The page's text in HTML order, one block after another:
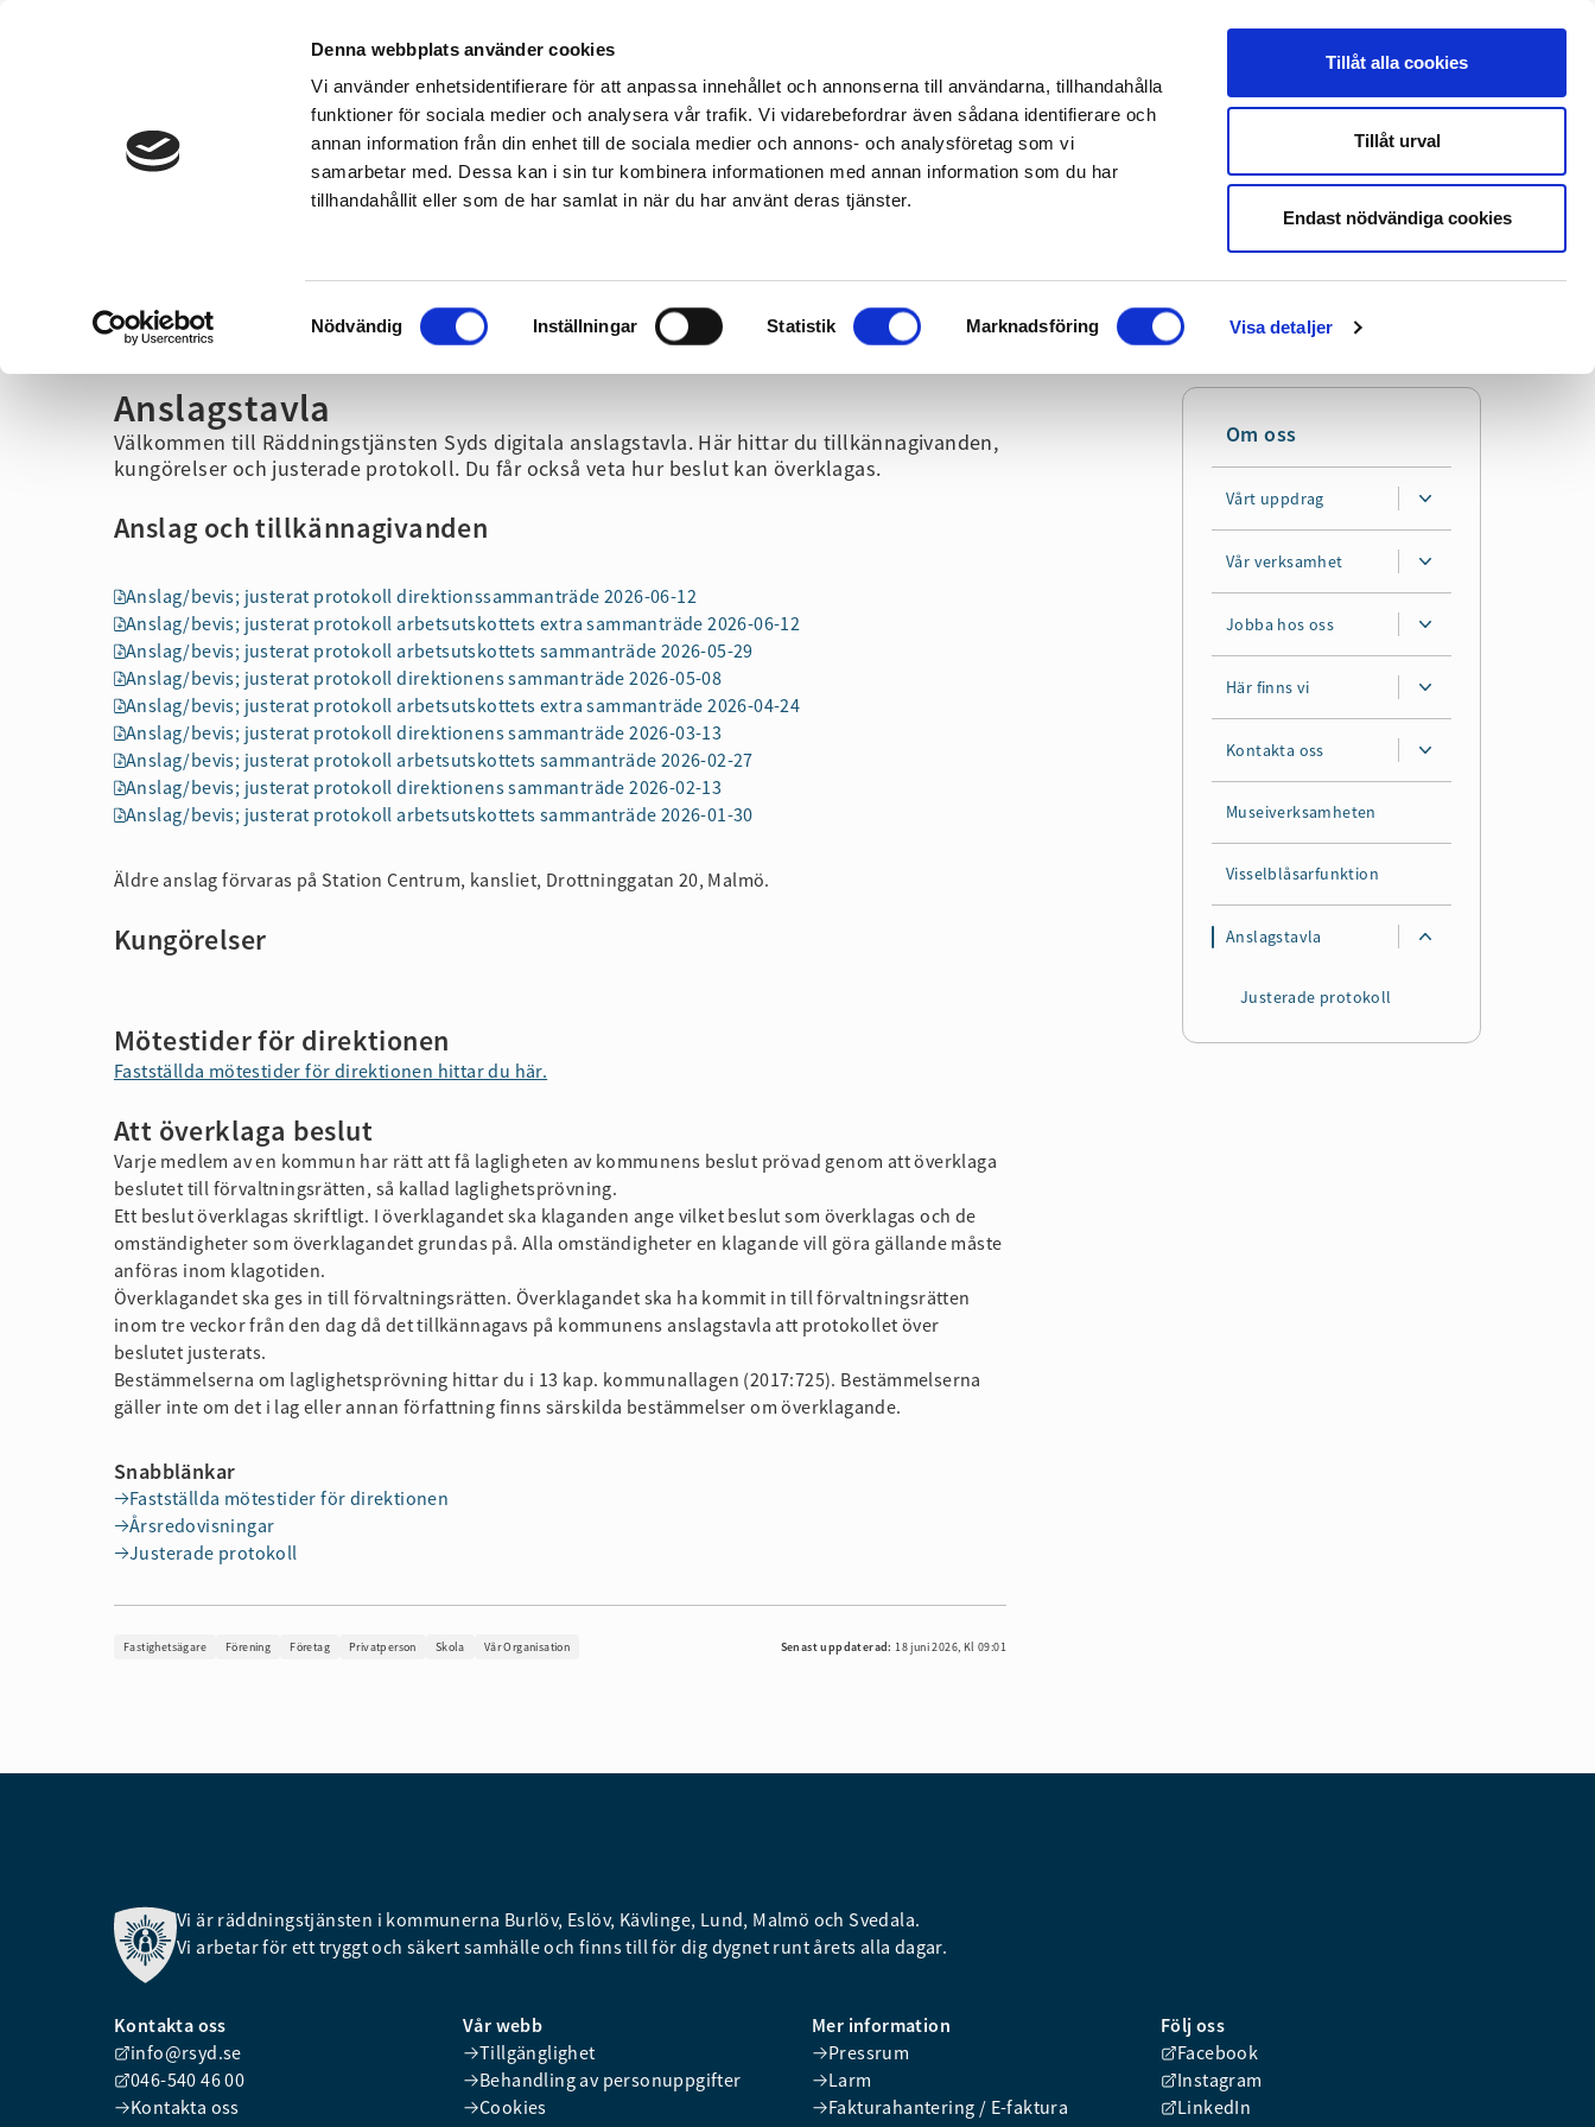
Denna webbplats använder cookies
Vi använder enhetsidentifierare för att anpassa innehållet och annonserna till användarna, tillhandahålla
funktioner för sociala medier och analysera vår trafik. Vi vidarebefordrar även sådana identifierare och
annan information från din enhet till de sociala medier och annons- och analysföretag som vi
samarbetar med. Dessa kan i sin tur kombinera informationen med annan information som du har
tillhandahållit eller som de har samlat in när du har använt deras tjänster.
Samtyckesval
Nödvändig Inställningar Statistik Marknadsföring Visa detaljer
Tillåt alla cookies
Tillåt urval
Endast nödvändiga cookies
Translate Lyssna
Vid olyckor Hem & Fritid Företag & Organisation Utbildning Sök Mer
Hem/Om oss/
Anslagstavla
Välkommen till Räddningstjänsten Syds digitala anslagstavla. Här hittar du tillkännagivanden,
kungörelser och justerade protokoll. Du får också veta hur beslut kan överklagas.
Anslag och tillkännagivanden
Anslag/bevis; justerat protokoll direktionssammanträde 2026-06-12
Anslag/bevis; justerat protokoll arbetsutskottets extra sammanträde 2026-06-12
Anslag/bevis; justerat protokoll arbetsutskottets sammanträde 2026-05-29
Anslag/bevis; justerat protokoll direktionens sammanträde 2026-05-08
Anslag/bevis; justerat protokoll arbetsutskottets extra sammanträde 2026-04-24
Anslag/bevis; justerat protokoll direktionens sammanträde 2026-03-13
Anslag/bevis; justerat protokoll arbetsutskottets sammanträde 2026-02-27
Anslag/bevis; justerat protokoll direktionens sammanträde 2026-02-13
Anslag/bevis; justerat protokoll arbetsutskottets sammanträde 2026-01-30
Äldre anslag förvaras på Station Centrum, kansliet, Drottninggatan 20, Malmö.
Kungörelser
Mötestider för direktionen
Fastställda mötestider för direktionen hittar du här.
Att överklaga beslut
Varje medlem av en kommun har rätt att få lagligheten av kommunens beslut prövad genom att överklaga
beslutet till förvaltningsrätten, så kallad laglighetsprövning.
Ett beslut överklagas skriftligt. I överklagandet ska klaganden ange vilket beslut som överklagas och de
omständigheter som överklagandet grundas på. Alla omständigheter en klagande vill göra gällande måste
anföras inom klagotiden.
Överklagandet ska ges in till förvaltningsrätten. Överklagandet ska ha kommit in till förvaltningsrätten
inom tre veckor från den dag då det tillkännagavs på kommunens anslagstavla att protokollet över
beslutet justerats.
Bestämmelserna om laglighetsprövning hittar du i 13 kap. kommunallagen (2017:725). Bestämmelserna
gäller inte om det i lag eller annan författning finns särskilda bestämmelser om överklagande.
Snabblänkar
Fastställda mötestider för direktionen
Årsredovisningar
Justerade protokoll
Fastighetsägare Förening Företag Privatperson Skola Vår Organisation Senast uppdaterad:18 juni 2026, Kl 09:01
Om oss
Vårt uppdrag
Vår verksamhet
Jobba hos oss
Här finns vi
Kontakta oss
Museiverksamheten
Visselblåsarfunktion
Anslagstavla
Justerade protokoll
Vi är räddningstjänsten i kommunerna Burlöv, Eslöv, Kävlinge, Lund, Malmö och Svedala.
Vi arbetar för ett tryggt och säkert samhälle och finns till för dig dygnet runt årets alla dagar.
Kontakta oss
info@rsyd.se
046-540 46 00
Kontakta oss
Vår webb
Tillgänglighet
Behandling av personuppgifter
Cookies
Mer information
Pressrum
Larm
Fakturahantering / E-faktura
Följ oss
Facebook
Instagram
LinkedIn